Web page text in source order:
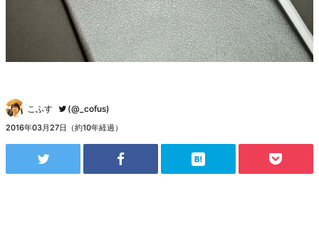
こふす (@_cofus)
2016年03月27日（約10年経過）